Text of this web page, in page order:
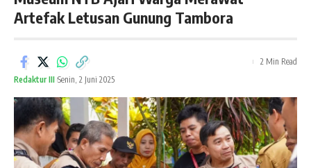
Artefak Letusan Gunung Tambora
Redaktur III Senin, 2 Juni 2025
2 Min Read